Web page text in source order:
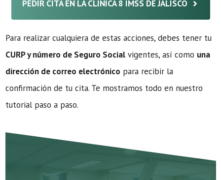
PEDIR CITA EN LA CLÍNICA 8 IMSS DE JALISCO
Para realizar cualquiera de estas acciones, debes tener tu
CURP y número de Seguro Social vigentes, así como una
dirección de correo electrónico para recibir la
confirmación de tu cita. Te mostramos todo en nuestro
tutorial paso a paso.